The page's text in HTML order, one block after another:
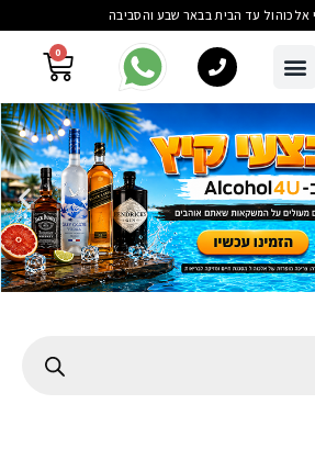
אלכוהול עד הבית בבאר שבע והסביבה
0